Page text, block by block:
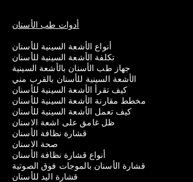
أدوات طب الأسنان
أنواع الأشعة السينية للأسنان
تكلفة الأشعة السينية للأسنان
جهاز طب الأسنان بالأشعة السينية
الأشعة السينية للأسنان بالقرب مني
كيف تقرأ الأشعة السينية للأسنان
مخطط مقارنة الأشعة السينية للأسنان
كيف تعمل الأشعة السينية للأسنان
ظل غامق على اشعة الاسنان
قشارة نظافة الأسنان
صحة الاسنان
أنواع قشارة نظافة الأسنان
قشارة الأسنان بالموجات فوق الصوتية
قشارة اليد للأسنان